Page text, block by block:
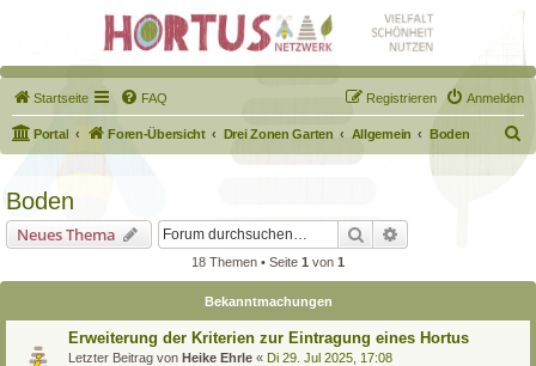
Startseite FAQ Anmelden
Registrieren
Portal Foren-Übersicht Drei Zonen Garten Allgemein Boden
u
Boden
Neues Thema Suche
18 Themen • Seite 1 von 1
Bekanntmachungen
Erweiterung der Kriterien zur Eintragung eines Hortus
Letzter Beitrag von Heike Ehrle « Di 29. Jul 2025, 17:08